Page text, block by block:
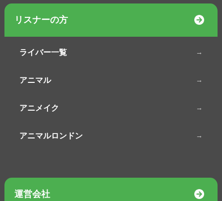
リスナーの方
ライバー一覧
アニマル
アニメイク
アニマルロンドン
運営会社